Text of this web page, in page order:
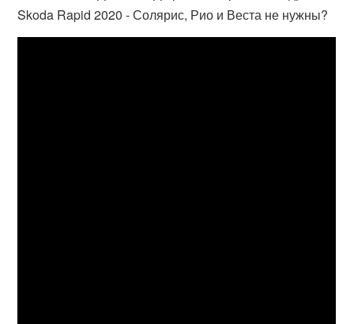
Skoda Rapid 2020 - Солярис, Рио и Веста не нужны?